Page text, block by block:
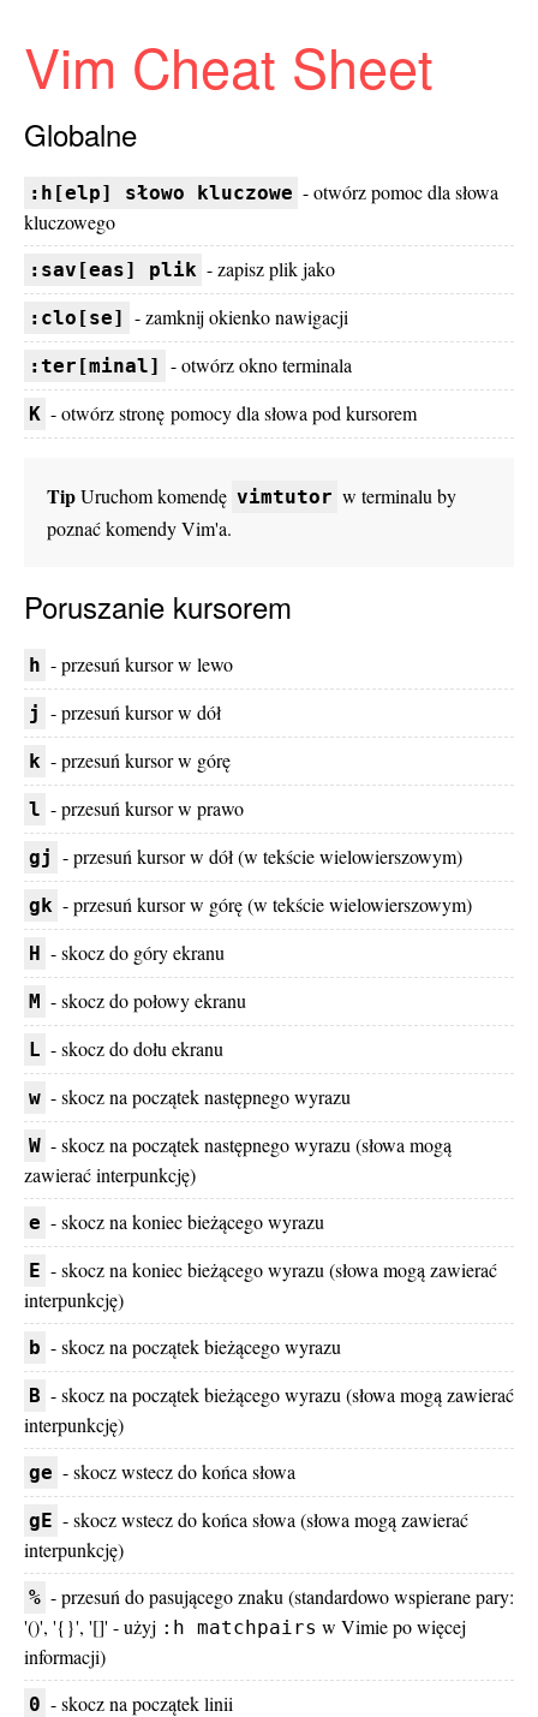
Vim Cheat Sheet
Globalne
:h[elp] słowo kluczowe - otwórz pomoc dla słowa
kluczowego
:sav[eas] plik - zapisz plik jako
:clo[se] - zamknij okienko nawigacji
:ter[minal] - otwórz okno terminala
K - otwórz stronę pomocy dla słowa pod kursorem
TipUruchom komendę vimtutor w terminalu by
poznać komendy Vim'a.
Poruszanie kursorem
h - przesuń kursor w lewo
j - przesuń kursor w dół
k - przesuń kursor w górę
l - przesuń kursor w prawo
gj - przesuń kursor w dół (w tekście wielowierszowym)
gk - przesuń kursor w górę (w tekście wielowierszowym)
H - skocz do góry ekranu
M - skocz do połowy ekranu
L - skocz do dołu ekranu
w - skocz na początek następnego wyrazu
W - skocz na początek następnego wyrazu (słowa mogą
zawierać interpunkcję)
e - skocz na koniec bieżącego wyrazu
E - skocz na koniec bieżącego wyrazu (słowa mogą zawierać
interpunkcję)
b - skocz na początek bieżącego wyrazu
B - skocz na początek bieżącego wyrazu (słowa mogą zawierać
interpunkcję)
ge - skocz wstecz do końca słowa
gE - skocz wstecz do końca słowa (słowa mogą zawierać
interpunkcję)
% - przesuń do pasującego znaku (standardowo wspierane pary:
'()', '{}', '[]' - użyj :h matchpairs w Vimie po więcej
informacji)
0 - skocz na początek linii